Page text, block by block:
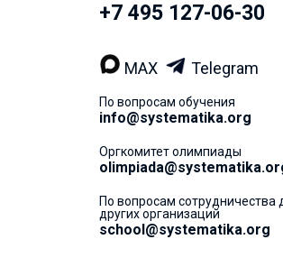
+7 495 127-06-30
MAX Telegram
По вопросам обучения
info@systematika.org
Оргкомитет олимпиады
По вопросам сотрудничества
других организаций
school@systematika.org